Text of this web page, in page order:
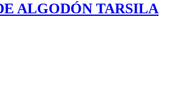
ALGODÓN TARSILA